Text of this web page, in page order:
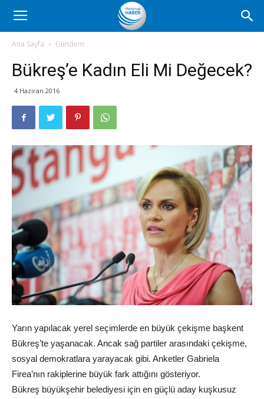
Romanya
Haber
Ana Sayfa Gündem
Bükreş’e Kadın Eli Mi Değecek?
4 Haziran 2016
Yarın yapılacak yerel seçimlerde en büyük çekişme başkent
Bükreş’te yaşanacak. Ancak sağ partiler arasındaki çekişme,
sosyal demokratlara yarayacak gibi. Anketler Gabriela
Firea’nın rakiplerine büyük fark attığını gösteriyor.
Bükreş büyükşehir belediyesi için en güçlü aday kuşkusuz